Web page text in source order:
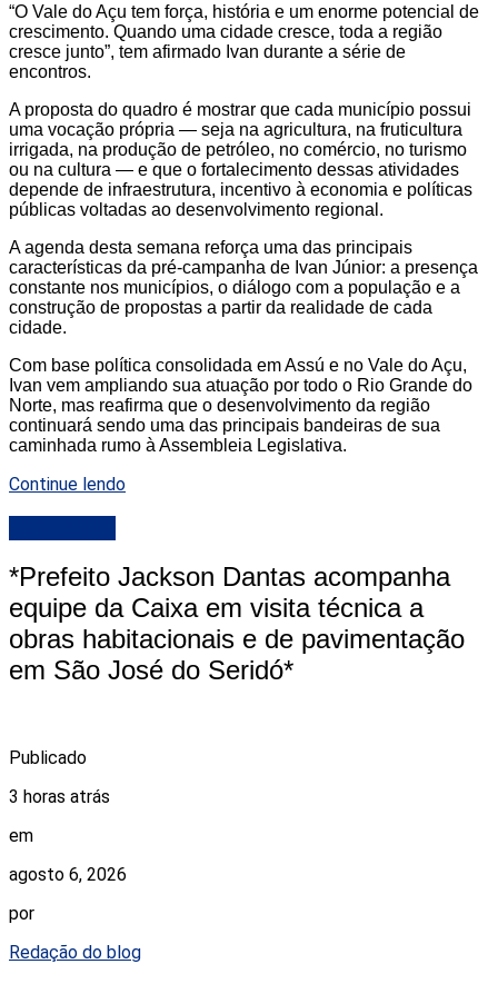
“O Vale do Açu tem força, história e um enorme potencial de
crescimento. Quando uma cidade cresce, toda a região
cresce junto”, tem afirmado Ivan durante a série de
encontros.
A proposta do quadro é mostrar que cada município possui
uma vocação própria — seja na agricultura, na fruticultura
irrigada, na produção de petróleo, no comércio, no turismo
ou na cultura — e que o fortalecimento dessas atividades
depende de infraestrutura, incentivo à economia e políticas
públicas voltadas ao desenvolvimento regional.
A agenda desta semana reforça uma das principais
características da pré-campanha de Ivan Júnior: a presença
constante nos municípios, o diálogo com a população e a
construção de propostas a partir da realidade de cada
cidade.
Com base política consolidada em Assú e no Vale do Açu,
Ivan vem ampliando sua atuação por todo o Rio Grande do
Norte, mas reafirma que o desenvolvimento da região
continuará sendo uma das principais bandeiras de sua
caminhada rumo à Assembleia Legislativa.
Continue lendo
*Prefeito Jackson Dantas acompanha
equipe da Caixa em visita técnica a
obras habitacionais e de pavimentação
em São José do Seridó*
Publicado
3 horas atrás
em
agosto 6, 2026
por
Redação do blog